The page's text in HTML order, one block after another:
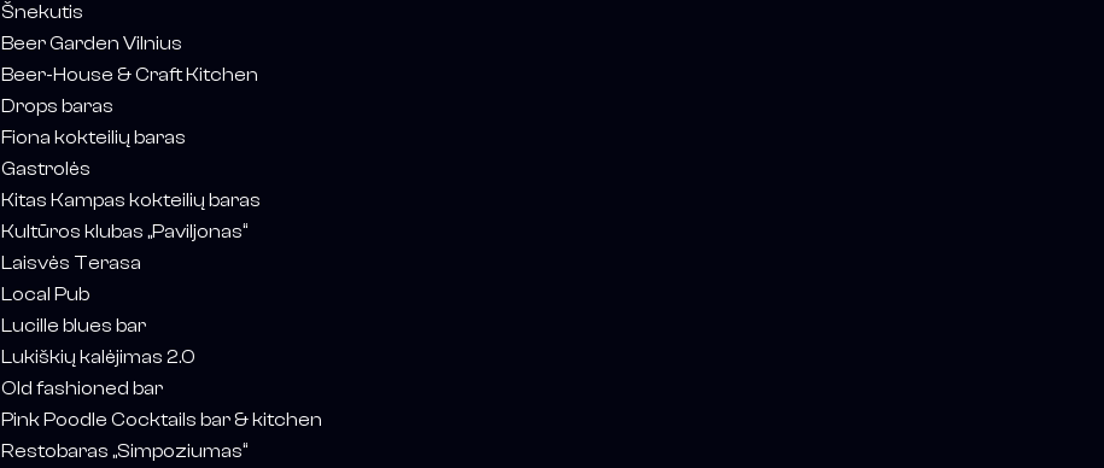
Šnekutis
Beer Garden Vilnius
Beer-House & Craft Kitchen
Drops baras
Fiona kokteilių baras
Gastrolės
Kitas Kampas kokteilių baras
Kultūros klubas „Paviljonas“
Laisvės Terasa
Local Pub
Lucille blues bar
Lukiškių kalėjimas 2.0
Old fashioned bar
Pink Poodle Cocktails bar & kitchen
Restobaras „Simpoziumas“